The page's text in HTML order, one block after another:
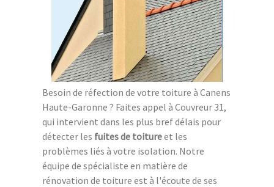
Besoin de réfection de votre toiture à Canens
Haute-Garonne ? Faites appel à Couvreur 31,
qui intervient dans les plus bref délais pour
détecter les fuites de toitureet les
problèmes liés à votre isolation. Notre
équipe de spécialiste en matière de
rénovation de toiture est à l'écoute de ses